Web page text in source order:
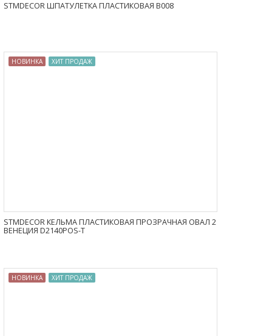
STMDECOR ШПАТУЛЕТКА ПЛАСТИКОВАЯ B008
НОВИНКА ХИТ ПРОДАЖ
STMDECOR КЕЛЬМА ПЛАСТИКОВАЯ ПРОЗРАЧНАЯ ОВАЛ 2
ВЕНЕЦИЯ D2140POS-T
НОВИНКА ХИТ ПРОДАЖ